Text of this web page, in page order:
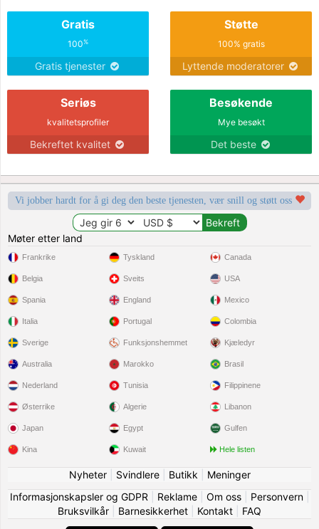
Gratis
100%
Gratis tjenester
Støtte
100% gratis
Lyttende moderatorer
Seriøs
kvalitetsprofiler
Bekreftet kvalitet
Besøkende
Mye besøkt
Det beste
Vi jobber hardt for å gi deg den beste tjenesten, vær snill og støtt oss
Møter etter land
Frankrike
Belgia
Spania
Italia
Sverige
Tyskland
Sveits
England
Portugal
Funksjonshemmet
Canada
USA
Mexico
Colombia
Kjæledyr
Australia
Nederland
Østerrike
Japan
Kina
Marokko
Tunisia
Algerie
Egypt
Kuwait
Brasil
Filippinene
Libanon
Gulfen
Hele listen
Nyheter| Svindlere| Butikk
Meninger
Informasjonskapsler og GDPR
Reklame| Om oss| Personvern|
Bruksvilkår
Barnesikkerhet Kontakt FAQ